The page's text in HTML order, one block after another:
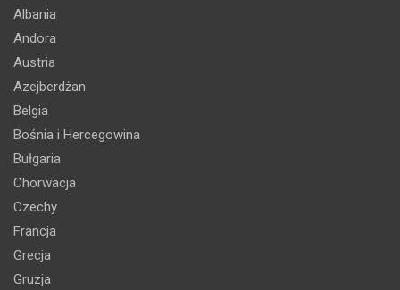
Albania
Andora
Austria
Azejberdżan
Belgia
Bośnia i Hercegowina
Bułgaria
Chorwacja
Czechy
Francja
Grecja
Gruzja